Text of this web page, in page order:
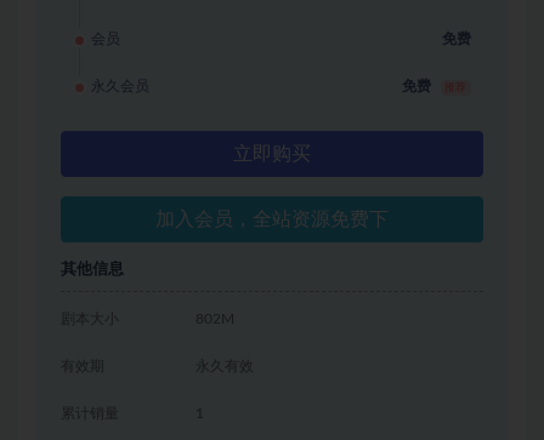
会员 免费
永久会员 免费
立即购买
加入会员，全站资源免费下
其他信息
剧本大小 802M
有效期 永久有效
累计销量 1